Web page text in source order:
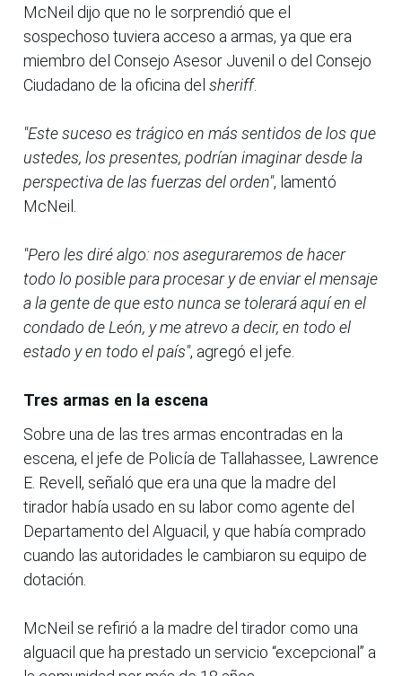
McNeil dijo que no le sorprendió que el
sospechoso tuviera acceso a armas, ya que era
miembro del Consejo Asesor Juvenil o del Consejo
Ciudadano de la oficina del sheriff.
"Este suceso es trágico en más sentidos de los que
ustedes, los presentes, podrían imaginar desde la
perspectiva de las fuerzas del orden", lamentó
McNeil.
"Pero les diré algo: nos aseguraremos de hacer
todo lo posible para procesar y de enviar el mensaje
a la gente de que esto nunca se tolerará aquí en el
condado de León, y me atrevo a decir, en todo el
estado y en todo el país", agregó el jefe.
Tres armas en la escena
Sobre una de las tres armas encontradas en la
escena, el jefe de Policía de Tallahassee, Lawrence
E. Revell, señaló que era una que la madre del
tirador había usado en su labor como agente del
Departamento del Alguacil, y que había comprado
cuando las autoridades le cambiaron su equipo de
dotación.
McNeil se refirió a la madre del tirador como una
alguacil que ha prestado un servicio “excepcional” a